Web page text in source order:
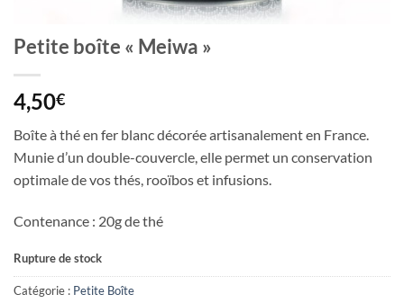
Petite boîte « Meiwa »
4,50€
Boîte à thé en fer blanc décorée artisanalement en France.
Munie d’un double-couvercle, elle permet un conservation
optimale de vos thés, rooïbos et infusions.
Contenance : 20g de thé
Rupture de stock
Catégorie : Petite Boîte